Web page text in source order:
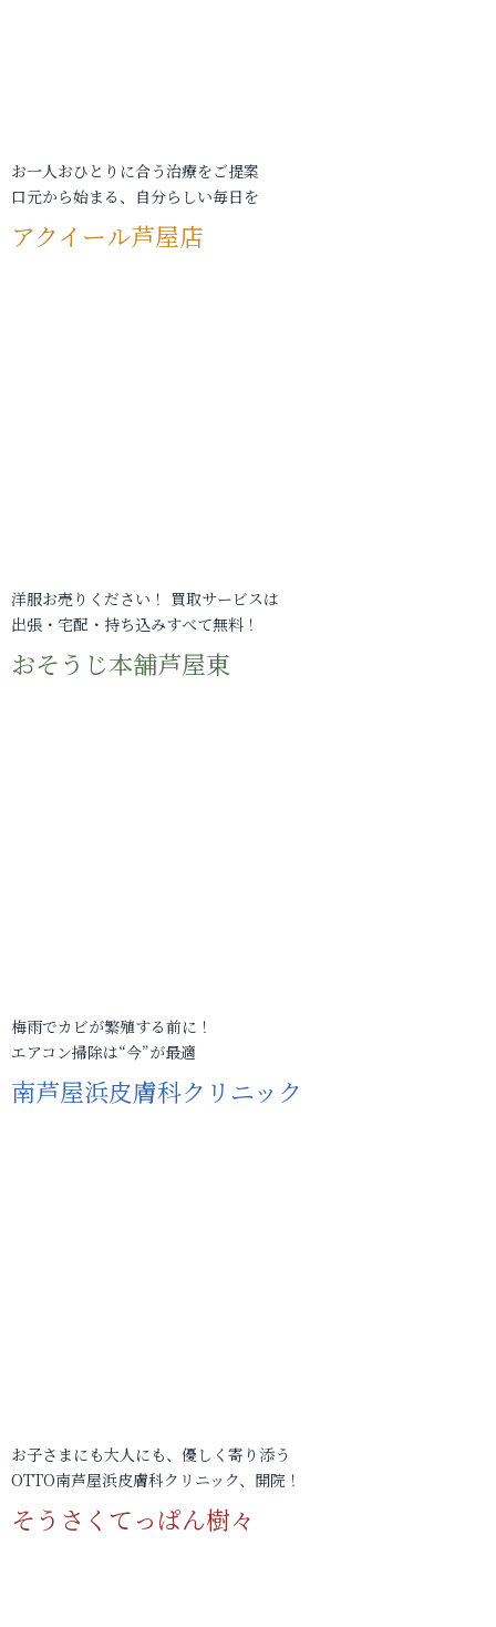
お一人おひとりに合う治療をご提案
口元から始まる、自分らしい毎日を
アクイール芦屋店
洋服お売りください！ 買取サービスは
出張・宅配・持ち込みすべて無料！
おそうじ本舗芦屋東
梅雨でカビが繁殖する前に！
エアコン掃除は“今”が最適
南芦屋浜皮膚科クリニック
お子さまにも大人にも、優しく寄り添う
OTTO南芦屋浜皮膚科クリニック、開院！
そうさくてっぱん樹々